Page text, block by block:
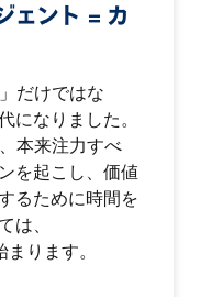
ェント = カ
だけではな
になりました。
本来注力すべ
を起こし、価値
るために時間を
は、
ります。